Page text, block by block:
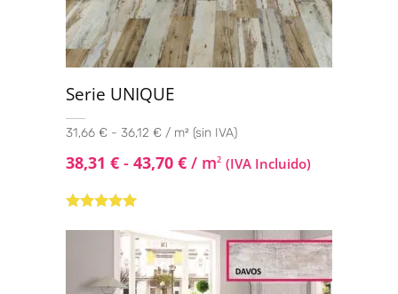
Serie UNIQUE
31,66 € - 36,12 € / m² (sin IVA)
38,31 € - 43,70 € / m2 (IVA Incluido)
5.00de 5